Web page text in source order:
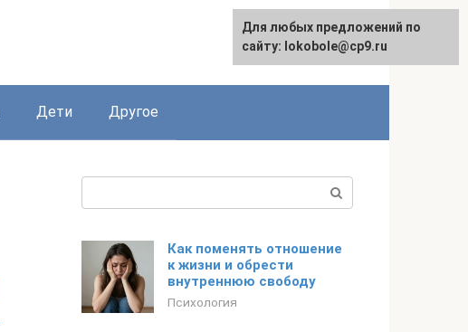
English
Дети Другое
Как поменять отношение
к жизни и обрести
внутреннюю свободу
Психология
Для любых предложений по
сайту: lokobole@cp9.ru